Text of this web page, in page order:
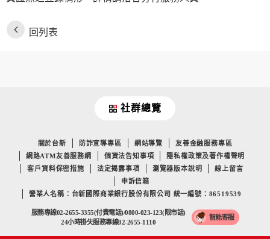
回列表
社群總覽
關於台新 防詐宣導專區 網站導覽
友善金融服務專區
網路ATM友善服務網
個資法告知事項
隱私權政策及著作權聲明
客戶資料保密措施
法定揭露事項 瀏覽器版本說明
線上留言
申訴信箱
營業人名稱：台新國際商業銀行股份有限公司 統一編號：86519539
服務專線02-2655-3355(付費電話)/0800-023-123(限市話)
24小時掛失服務專線02-2655-1110
智能客服